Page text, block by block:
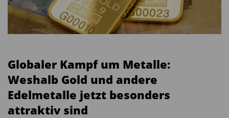
Globaler Kampf um Metalle:
Weshalb Gold und andere
Edelmetalle jetzt besonders
attraktiv sind